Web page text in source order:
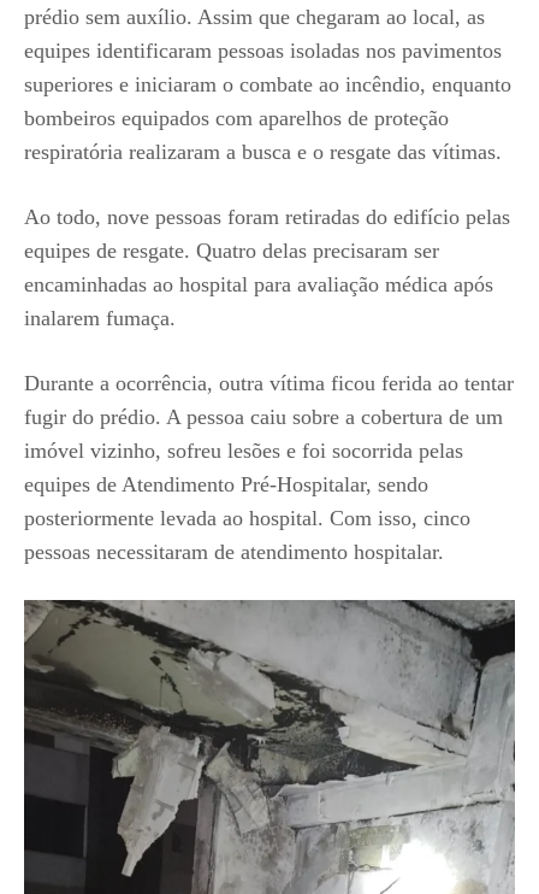
prédio sem auxílio. Assim que chegaram ao local, as
equipes identificaram pessoas isoladas nos pavimentos
superiores e iniciaram o combate ao incêndio, enquanto
bombeiros equipados com aparelhos de proteção
respiratória realizaram a busca e o resgate das vítimas.
Ao todo, nove pessoas foram retiradas do edifício pelas
equipes de resgate. Quatro delas precisaram ser
encaminhadas ao hospital para avaliação médica após
inalarem fumaça.
Durante a ocorrência, outra vítima ficou ferida ao tentar
fugir do prédio. A pessoa caiu sobre a cobertura de um
imóvel vizinho, sofreu lesões e foi socorrida pelas
equipes de Atendimento Pré-Hospitalar, sendo
posteriormente levada ao hospital. Com isso, cinco
pessoas necessitaram de atendimento hospitalar.